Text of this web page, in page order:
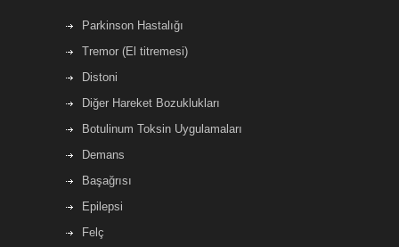
soyleyebilirim.Allah herkese sifa versin.
ilk
Parkinson Hastalığı
Tremor (El titremesi)
Distoni
Diğer Hareket Bozuklukları
Botulinum Toksin Uygulamaları
Demans
Başağrısı
Epilepsi
Felç